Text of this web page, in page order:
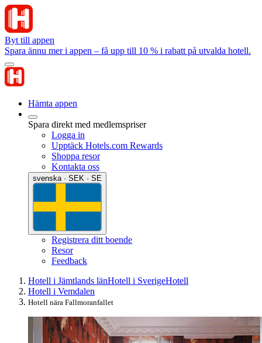
Byt till appen
Spara ännu mer i appen – få upp till 10 % i rabatt på utvalda hotell.
Hämta appen
Spara direkt med medlemspriser
Logga in
Upptäck Hotels.com Rewards
Shoppa resor
Kontakta oss
svenska · SEK · SE
Registrera ditt boende
Resor
Feedback
Hotell i Jämtlands länHotell i SverigeHotell
Hotell i Vemdalen
Hotell nära Fallmoranfallet